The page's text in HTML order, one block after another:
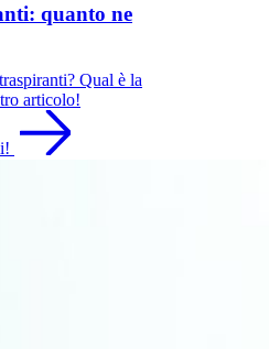
quanto ne
Qual è la
articolo!